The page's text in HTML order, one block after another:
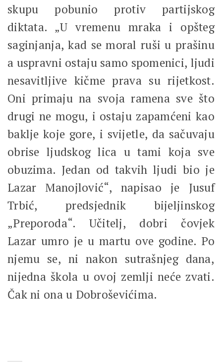
skupu pobunio protiv partijskog
diktata. „U vremenu mraka i opšteg
saginjanja, kad se moral ruši u prašinu
a uspravni ostaju samo spomenici, ljudi
nesavitljive kičme prava su rijetkost.
Oni primaju na svoja ramena sve što
drugi ne mogu, i ostaju zapamćeni kao
baklje koje gore, i svijetle, da sačuvaju
obrise ljudskog lica u tami koja sve
obuzima. Jedan od takvih ljudi bio je
Lazar Manojlović“, napisao je Jusuf
Trbić, predsjednik bijeljinskog
„Preporoda“. Učitelj, dobri čovjek
Lazar umro je u martu ove godine. Po
njemu se, ni nakon sutrašnjeg dana,
nijedna škola u ovoj zemlji neće zvati.
Čak ni ona u Dobroševićima.